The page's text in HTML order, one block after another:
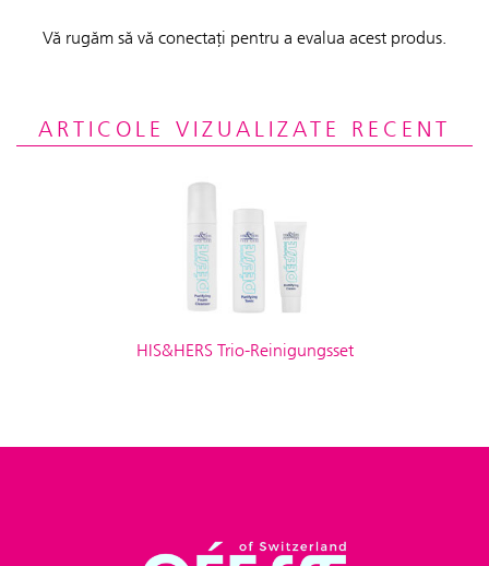
Vă rugăm să vă conectați pentru a evalua acest produs.
ARTICOLE VIZUALIZATE RECENT
HIS&HERS Trio-Reinigungsset